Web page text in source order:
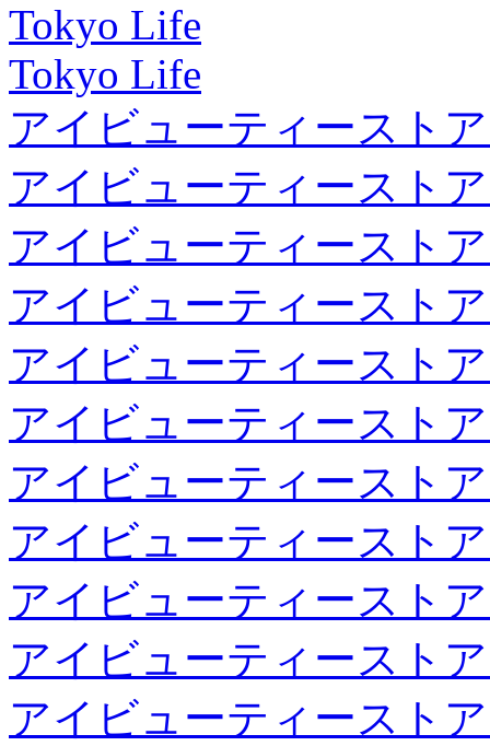
Tokyo Life
Tokyo Life
アイビューティースト
アイビューティースト
アイビューティースト
アイビューティースト
アイビューティースト
アイビューティースト
アイビューティースト
アイビューティースト
アイビューティースト
アイビューティースト
アイビューティースト